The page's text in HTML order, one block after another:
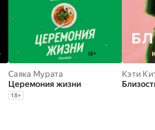
Саяка Мурата
Церемония жизни
18+
Кэти